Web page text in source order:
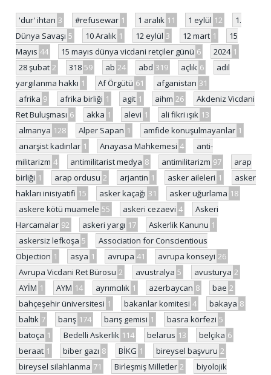
'dur' ihtarı 3 #refusewar 1 1 aralık 11 1 eylül 12
1.
Dünya Savaşı 5 10 Aralık 1 12 eylül 3 12 mart 1
15
Mayıs 44 15 mayıs dünya vicdani retçiler günü 6 2024 1
28 şubat 2 318 59 ab 24 abd 319 açlık 6
adil
yargılanma hakkı 1 Af Örgütü 61 afganistan 31
afrika 9 afrika birliği 1 agit 1 aihm 26
Akdeniz Vicdani
Ret Buluşması 6 akka 1 alevi 1 ali fikri ışık 13
almanya 128 Alper Sapan 1 amfide konuşulmayanlar 1
anarşist kadınlar 1 Anayasa Mahkemesi 4
anti-
militarizm 4 antimilitarist medya 8 antimilitarizm 97
arap
birliği 1 arap ordusu 2 arjantin 1 asker aileleri 1
asker
hakları inisiyatifi 15 asker kaçağı 31 asker uğurlama 18
askere kötü muamele 55 askeri cezaevi 4
Askeri
Harcamalar 92 askeri yargı 17 Askerlik Kanunu 1
askersiz lefkoşa 5
Association for Conscientious
Objection 1 asya 1 avrupa 41 avrupa konseyi 26
Avrupa Vicdani Ret Bürosu 2 avustralya 5 avusturya 2
AYİM 1 AYM 14 ayrımcılık 1 azerbaycan 8 bae 2
bahçeşehir üniversitesi 1 bakanlar komitesi 4 bakaya 8
baltık 7 barış 174 barış gemisi 1 basra körfezi 5
batoça 1 Bedelli Askerlik 114 belarus 13 belçika 6
beraat 1 biber gazı 8 BİKG 1 bireysel başvuru 2
bireysel silahlanma 71 Birleşmiş Milletler 2
biyolojik